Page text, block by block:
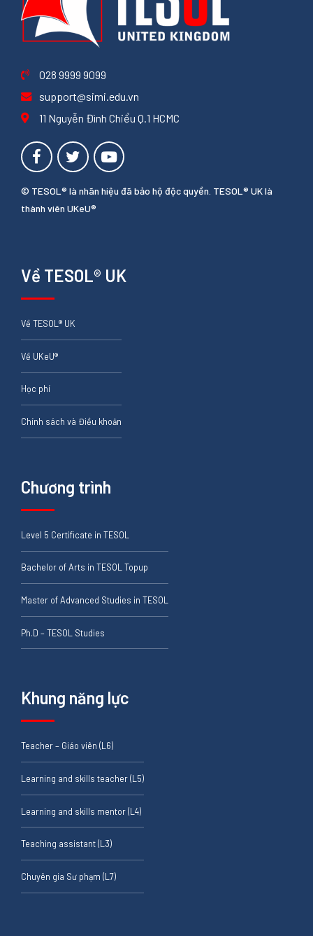
028 9999 9099
support@simi.edu.vn
11 Nguyễn Đình Chiểu Q.1 HCMC
© TESOL® là nhãn hiệu đã bảo hộ độc quyền. TESOL® UK là
thành viên UKeU®
Về TESOL® UK
Về TESOL® UK
Về UKeU®
Học phí
Chính sách và Điều khoản
Chương trình
Level 5 Certificate in TESOL
Bachelor of Arts in TESOL Topup
Master of Advanced Studies in TESOL
Ph.D – TESOL Studies
Khung năng lực
Teacher – Giáo viên (L6)
Learning and skills teacher (L5)
Learning and skills mentor (L4)
Teaching assistant (L3)
Chuyên gia Sư phạm (L7)